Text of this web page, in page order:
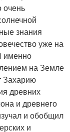
очень
знания
уже на
именно
на Земле
Захарию
древних
и древнего
и обобщил
и